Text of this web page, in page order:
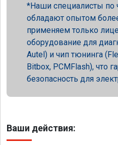
Наши специалисты по
обладают опытом
применяем только
оборудование для
Autel) и чип тюнинга
Bitbox, PCMFlash), что
безопасность для
Ваши действия: